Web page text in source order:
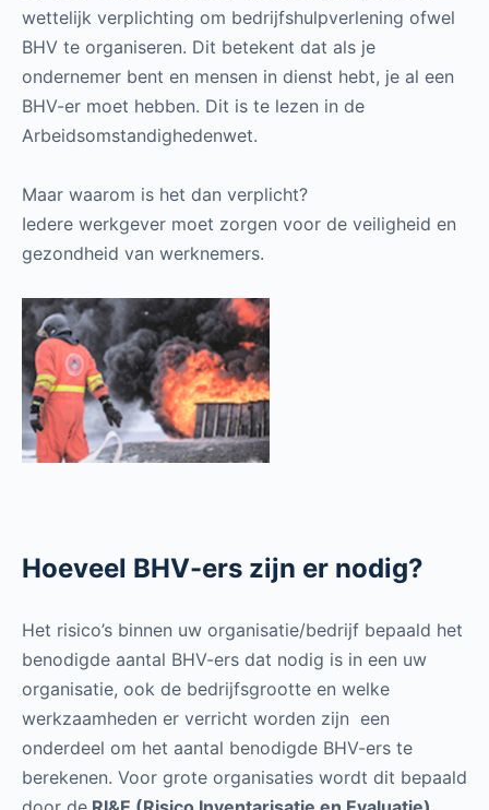
wettelijk verplichting om bedrijfshulpverlening ofwel
BHV te organiseren. Dit betekent dat als je
ondernemer bent en mensen in dienst hebt, je al een
BHV-er moet hebben. Dit is te lezen in de
Arbeidsomstandighedenwet.
Maar waarom is het dan verplicht?
Iedere werkgever moet zorgen voor de veiligheid en
gezondheid van werknemers.
Hoeveel BHV-ers zijn er nodig?
Het risico’s binnen uw organisatie/bedrijf bepaald het
benodigde aantal BHV-ers dat nodig is in een uw
organisatie, ook de bedrijfsgrootte en welke
werkzaamheden er verricht worden zijn een
onderdeel om het aantal benodigde BHV-ers te
berekenen. Voor grote organisaties wordt dit bepaald